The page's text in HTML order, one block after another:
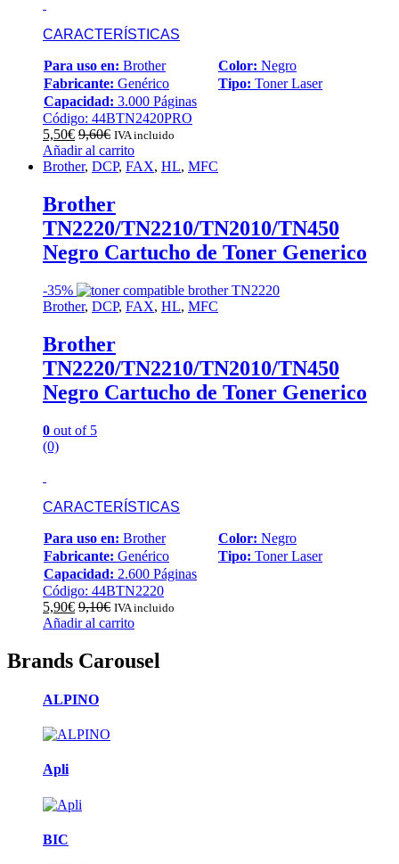
CARACTERÍSTICAS
Para uso en: Brother Color: Negro
Fabricante: Genérico Tipo: Toner Laser
Capacidad: 3.000 Páginas
Código: 44BTN2420PRO
5,50€ 9,60€ IVA incluido
Añadir al carrito
Brother, DCP, FAX, HL, MFC
Brother
TN2220/TN2210/TN2010/TN450
Negro Cartucho de Toner Generico
-35%
Brother, DCP, FAX, HL, MFC
Brother
TN2220/TN2210/TN2010/TN450
Negro Cartucho de Toner Generico
0 out of 5
(0)
CARACTERÍSTICAS
Para uso en: Brother Color: Negro
Fabricante: Genérico Tipo: Toner Laser
Capacidad: 2.600 Páginas
Código: 44BTN2220
5,90€ 9,10€ IVA incluido
Añadir al carrito
Brands Carousel
ALPINO
Apli
BIC